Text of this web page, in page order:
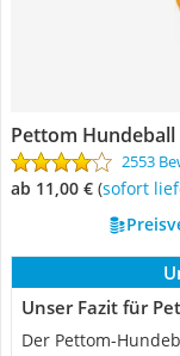
Pettom
2553
ab 11,00 € ( Sofort
Unser Fazit für
Der Pettom-